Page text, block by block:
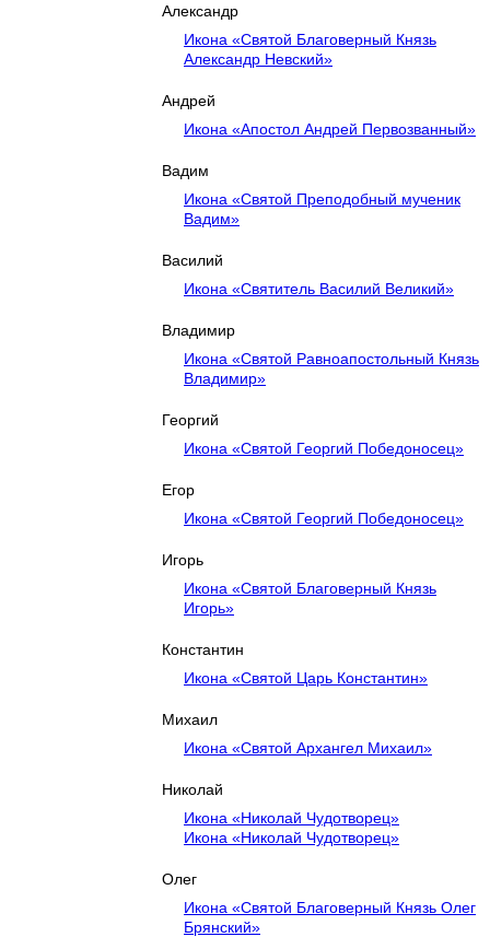
Александр
Икона «Святой Благоверный Князь
Александр Невский»
Андрей
Икона «Апостол Андрей Первозванный»
Вадим
Икона «Святой Преподобный мученик
Вадим»
Василий
Икона «Святитель Василий Великий»
Владимир
Икона «Святой Равноапостольный Князь
Владимир»
Георгий
Икона «Святой Георгий Победоносец»
Егор
Икона «Святой Георгий Победоносец»
Игорь
Икона «Святой Благоверный Князь
Игорь»
Константин
Икона «Святой Царь Константин»
Михаил
Икона «Святой Архангел Михаил»
Николай
Икона «Николай Чудотворец»
Икона «Николай Чудотворец»
Олег
Икона «Святой Благоверный Князь Олег
Брянский»